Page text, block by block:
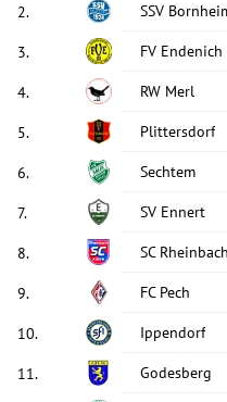
2. SSV
3. FV Endenich
4. RW Merl
5. Plittersdorf
6. Sechtem
7. SV Ennert
8. SC Rheinbach
9. FC Pech
10. Ippendorf
11. Godesberg